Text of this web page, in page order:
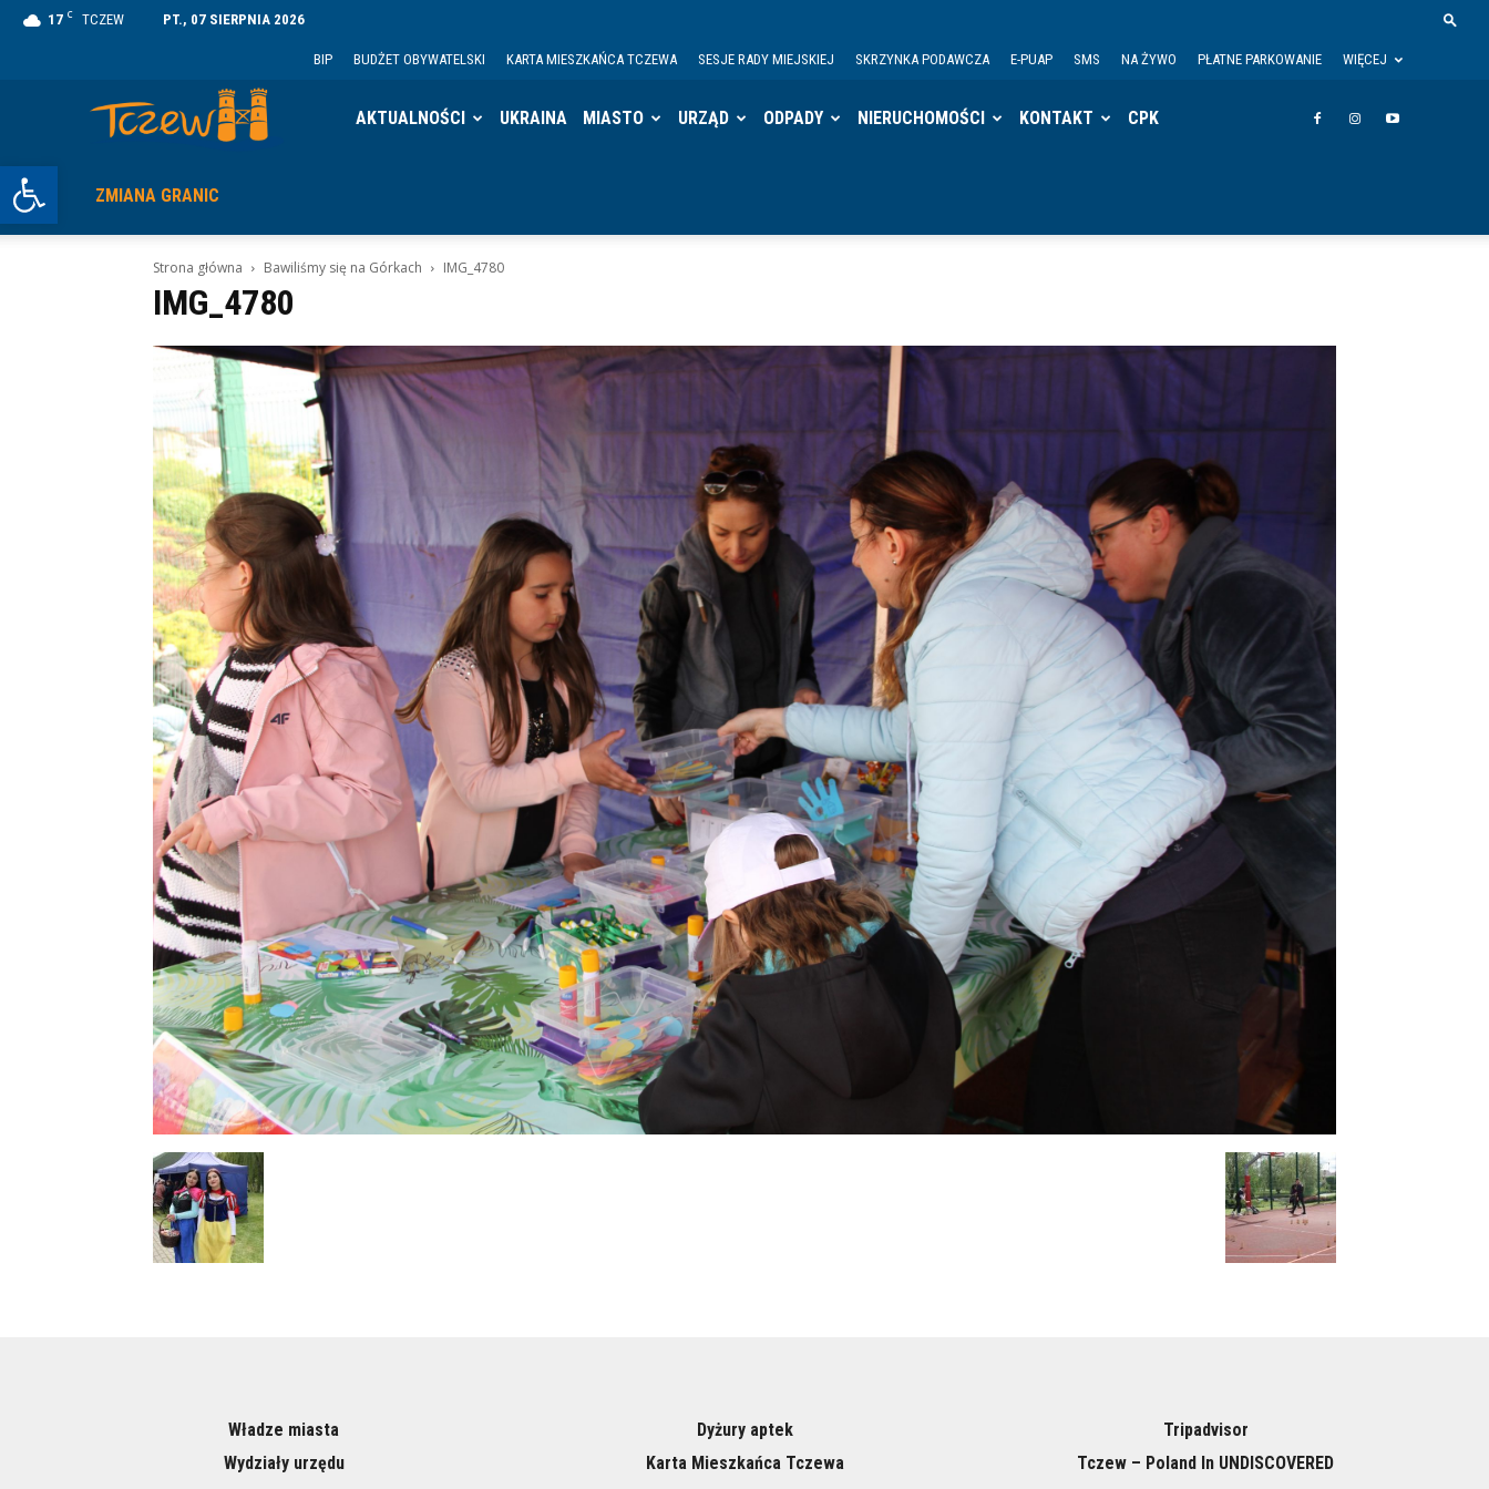
Otwórz pasek narzędzi
17 C TCZEW PT., 07 SIERPNIA 2026
BIP BUDŻET OBYWATELSKI KARTA MIESZKAŃCA TCZEWA SESJE RADY MIEJSKIEJ SKRZYNKA PODAWCZA E-PUAP SMS NA ŻYWO PŁATNE PARKOWANIE WIĘCEJ
AKTUALNOŚCI UKRAINA MIASTO URZĄD ODPADY NIERUCHOMOŚCI KONTAKT CPK
ZMIANA GRANIC
Strona główna Bawiliśmy się na Górkach IMG_4780
IMG_4780
Władze miasta
Wydziały urzędu
Dyżury aptek
Karta Mieszkańca Tczewa
Tripadvisor
Tczew – Poland In UNDISCOVERED